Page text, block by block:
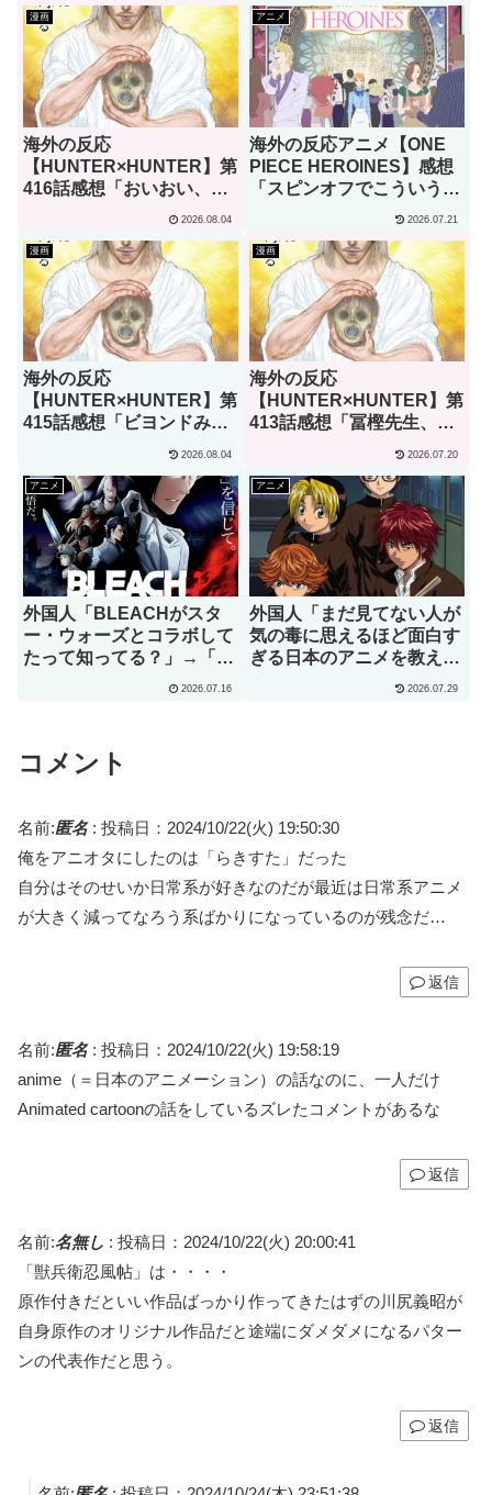
漫画
海外の反応
【HUNTER×HUNTER】第
416話感想「おいおい、文
2026.08.04
アニメ
海外の反応アニメ【ONE
PIECE HEROINES】感想
「スピンオフでこういう実
験的な試みは大歓迎だ！」
2026.07.21
漫画
海外の反応
【HUNTER×HUNTER】第
415話感想「ビヨンドみた
2026.08.04
漫画
海外の反応
【HUNTER×HUNTER】第
413話感想「冨樫先生、あ
2026.07.20
アニメ
外国人「BLEACHがスタ
ー・ウォーズとコラボして
たって知ってる？」→「何
2026.07.16
アニメ
外国人「まだ見てない人が
気の毒に思えるほど面白す
ぎる日本のアニメを教え
て」→「究極の夏アニメで
2026.07.29
コメント
名前:匿名: 投稿日：2024/10/22(火) 19:50:30
俺をアニオタにしたのは「らきすた」だった
自分はそのせいか日常系が好きなのだが最近は日常系アニメ
が大きく減ってなろう系ばかりになっているのが残念だ…
返信
名前:匿名: 投稿日：2024/10/22(火) 19:58:19
anime（＝日本のアニメーション）の話なのに、一人だけ
Animated cartoonの話をしているズレたコメントがあるな
返信
名前:名無し : 投稿日：2024/10/22(火) 20:00:41
「獣兵衛忍風帖」は・・・・
原作付きだといい作品ばっかり作ってきたはずの川尻義昭が
自身原作のオリジナル作品だと途端にダメダメになるパター
ンの代表作だと思う。
返信